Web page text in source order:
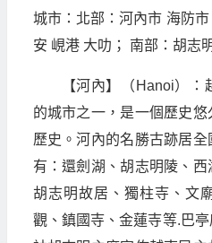
城市：北部：河內市 海防
安 峴港 大叻； 南部：胡志
【河內】（Hanoi）
的城市之一，是一個歷史
歷史。河內的名勝古跡居
有：還劍湖、胡志明陵、西
胡志明故居、獨柱寺、文
觀、鎮國寺、金蓮寺等.巴